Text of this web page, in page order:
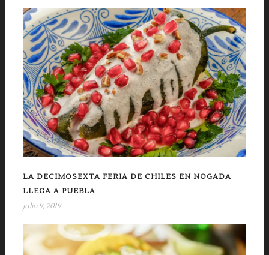
LA DECIMOSEXTA FERIA DE CHILES EN NOGADA
LLEGA A PUEBLA
julio 9, 2019